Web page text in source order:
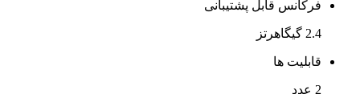
فرکانس قابل پشتیبانی
2.4 گیگاهرتز
قابلیت ها
2 عدد